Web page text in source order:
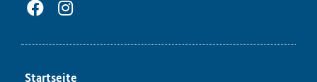
Start­sei­te